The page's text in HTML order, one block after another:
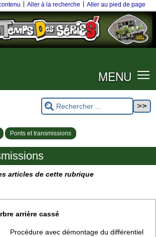
Aller à la recherche Aller au pied de page
MENU
Ponts et transmissions
articles de cette rubrique
arrière cassé
Procédure avec démontage du différentiel